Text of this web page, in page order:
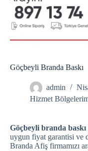
Göçbeyli Branda Baskı
admin
Hizmet
Göçbeyli branda baskı
uygun fiyat garantisi ve
Branda Afiş firmamızı